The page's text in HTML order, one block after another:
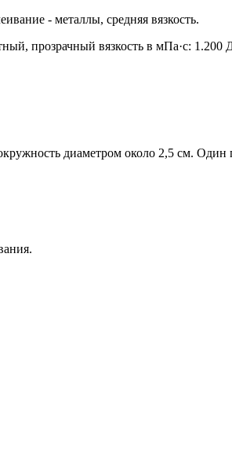
- металлы, средняя вязкость.
прозрачный вязкость в мПa·с: 1.200
диаметром около 2,5 см.